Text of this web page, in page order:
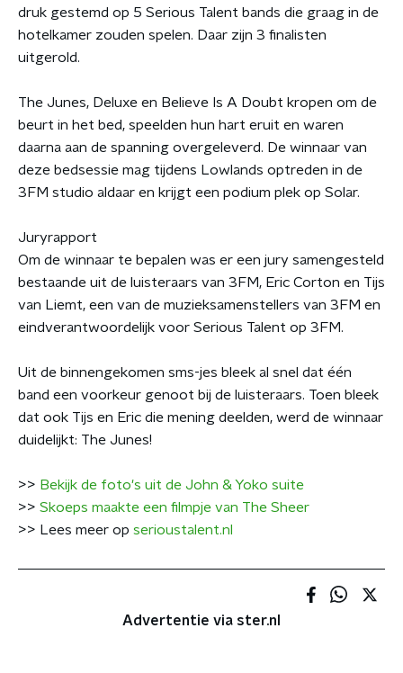
druk gestemd op 5 Serious Talent bands die graag in de
hotelkamer zouden spelen. Daar zijn 3 finalisten
uitgerold.
The Junes, Deluxe en Believe Is A Doubt kropen om de
beurt in het bed, speelden hun hart eruit en waren
daarna aan de spanning overgeleverd. De winnaar van
deze bedsessie mag tijdens Lowlands optreden in de
3FM studio aldaar en krijgt een podium plek op Solar.
Juryrapport
Om de winnaar te bepalen was er een jury samengesteld
bestaande uit de luisteraars van 3FM, Eric Corton en Tijs
van Liemt, een van de muzieksamenstellers van 3FM en
eindverantwoordelijk voor Serious Talent op 3FM.
Uit de binnengekomen sms-jes bleek al snel dat één
band een voorkeur genoot bij de luisteraars. Toen bleek
dat ook Tijs en Eric die mening deelden, werd de winnaar
duidelijkt: The Junes!
>> Bekijk de foto's uit de John & Yoko suite
>> Skoeps maakte een filmpje van The Sheer
>> Lees meer op serioustalent.nl
Advertentie via ster.nl